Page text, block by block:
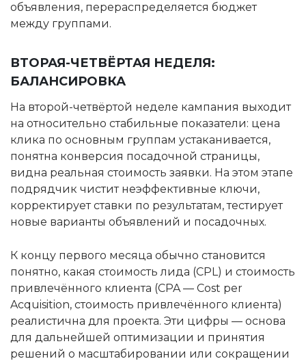
объявления, перераспределяется бюджет
между группами.
ВТОРАЯ-ЧЕТВЁРТАЯ НЕДЕЛЯ:
БАЛАНСИРОВКА
На второй-четвёртой неделе кампания выходит
на относительно стабильные показатели: цена
клика по основным группам устаканивается,
понятна конверсия посадочной страницы,
видна реальная стоимость заявки. На этом этапе
подрядчик чистит неэффективные ключи,
корректирует ставки по результатам, тестирует
новые варианты объявлений и посадочных.
К концу первого месяца обычно становится
понятно, какая стоимость лида (CPL) и стоимость
привлечённого клиента (CPA — Cost per
Acquisition, стоимость привлечённого клиента)
реалистична для проекта. Эти цифры — основа
для дальнейшей оптимизации и принятия
решений о масштабировании или сокращении